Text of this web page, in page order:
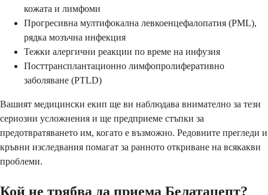
кожата и лимфоми
Прогресивна мултифокална левкоенцефалопатия (PML),
рядка мозъчна инфекция
Тежки алергични реакции по време на инфузия
Посттрансплантационно лимфопролиферативно
заболяване (PTLD)
Вашият медицински екип ще ви наблюдава внимателно за тези
сериозни усложнения и ще предприеме стъпки за
предотвратяването им, когато е възможно. Редовните прегледи и
кръвни изследвания помагат за ранното откриване на всякакви
проблеми.
Кой не трябва да приема Белатацепт?